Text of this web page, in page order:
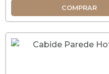
COMPRAR